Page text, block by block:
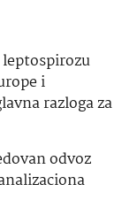
i
razloga za
odvoz